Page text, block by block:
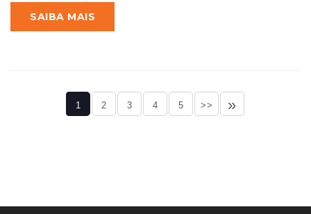
SAIBA MAIS
1 2 3 4 5 >> »